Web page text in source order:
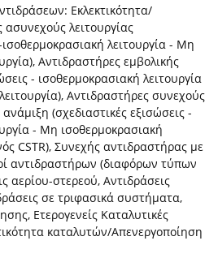
Εκλεκτικότητα/
λειτουργίας
ισοθερμοκρασιακή λειτουργία - Μη
Αντιδραστήρες εμβολικής
- ισοθερμοκρασιακή λειτουργία
Αντιδραστήρες συνεχούς
(σχεδιαστικές εξισώσεις -
- Μη ισοθερμοκρασιακή
CSTR), Συνεχής αντιδραστήρας με
αντιδραστήρων (διαφόρων τύπων
αερίου-στερεού, Αντιδράσεις
σε τριφασικά συστήματα,
Ετερογενείς Καταλυτικές
καταλυτών/Απενεργοποίηση